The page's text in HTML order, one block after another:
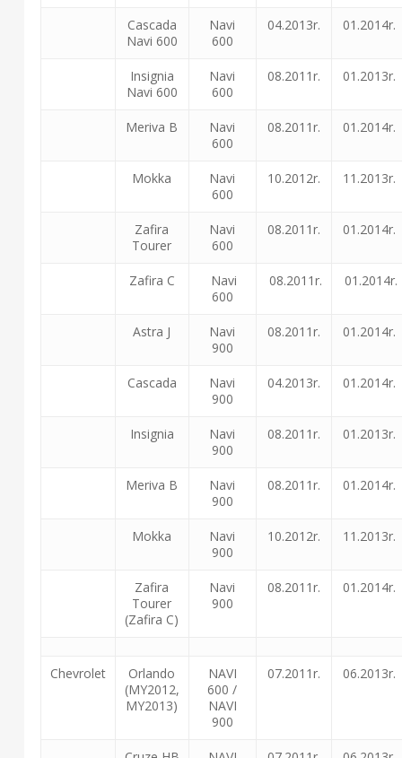
Cascada
Navi 600
Navi
600
04.2013r. 01.2014r.
Insignia
Navi 600
Navi
600
08.2011r. 01.2013r.
Meriva B
Navi
600
08.2011r. 01.2014r.
Mokka
Navi
600
10.2012r. 11.2013r.
Zafira
Tourer
Navi
600
08.2011r. 01.2014r.
Zafira C
Navi
600
08.2011r. 01.2014r.
Astra J
Navi
900
08.2011r. 01.2014r.
Cascada
Navi
900
04.2013r. 01.2014r.
Insignia
Navi
900
08.2011r. 01.2013r.
Meriva B
Navi
900
08.2011r. 01.2014r.
Mokka
Navi
900
10.2012r. 11.2013r.
Zafira
Tourer
(Zafira C)
Navi
900
08.2011r. 01.2014r.
Chevrolet
Orlando
(MY2012,
MY2013)
NAVI
600 /
NAVI
900
07.2011r. 06.2013r.